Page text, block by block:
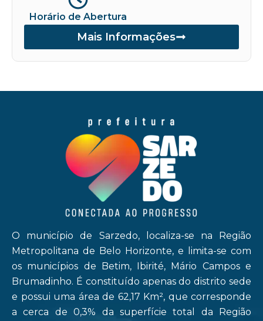
Horário de Abertura
Mais Informações
O município de Sarzedo, localiza-se na Região
Metropolitana de Belo Horizonte, e limita-se com
os municípios de Betim, Ibirité, Mário Campos e
Brumadinho. É constituído apenas do distrito sede
e possui uma área de 62,17 Km², que corresponde
a cerca de 0,3% da superfície total da Região